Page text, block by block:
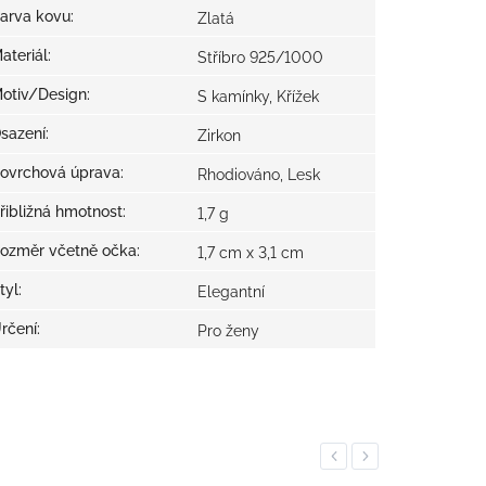
kovu: Zlatá
: Stříbro 925/1000
Design: S kamínky, Křížek
: Zirkon
úprava: Rhodiováno, Lesk
hmotnost: 1,7 g
včetně očka: 1,7 cm x 3,1 cm
: Elegantní
: Pro ženy
Previous
Next